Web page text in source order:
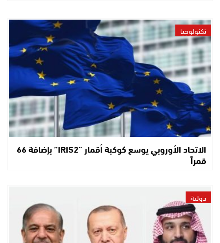
تكنولوجيا
الاتحاد الأوروبي يوسع كوكبة أقمار “IRIS2” بإضافة 66
قمراً
دولية